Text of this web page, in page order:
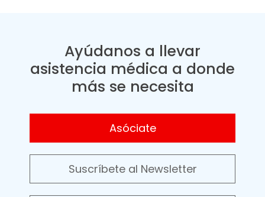
Ayúdanos a llevar
asistencia médica a donde
más se necesita
Asóciate
Suscríbete al Newsletter